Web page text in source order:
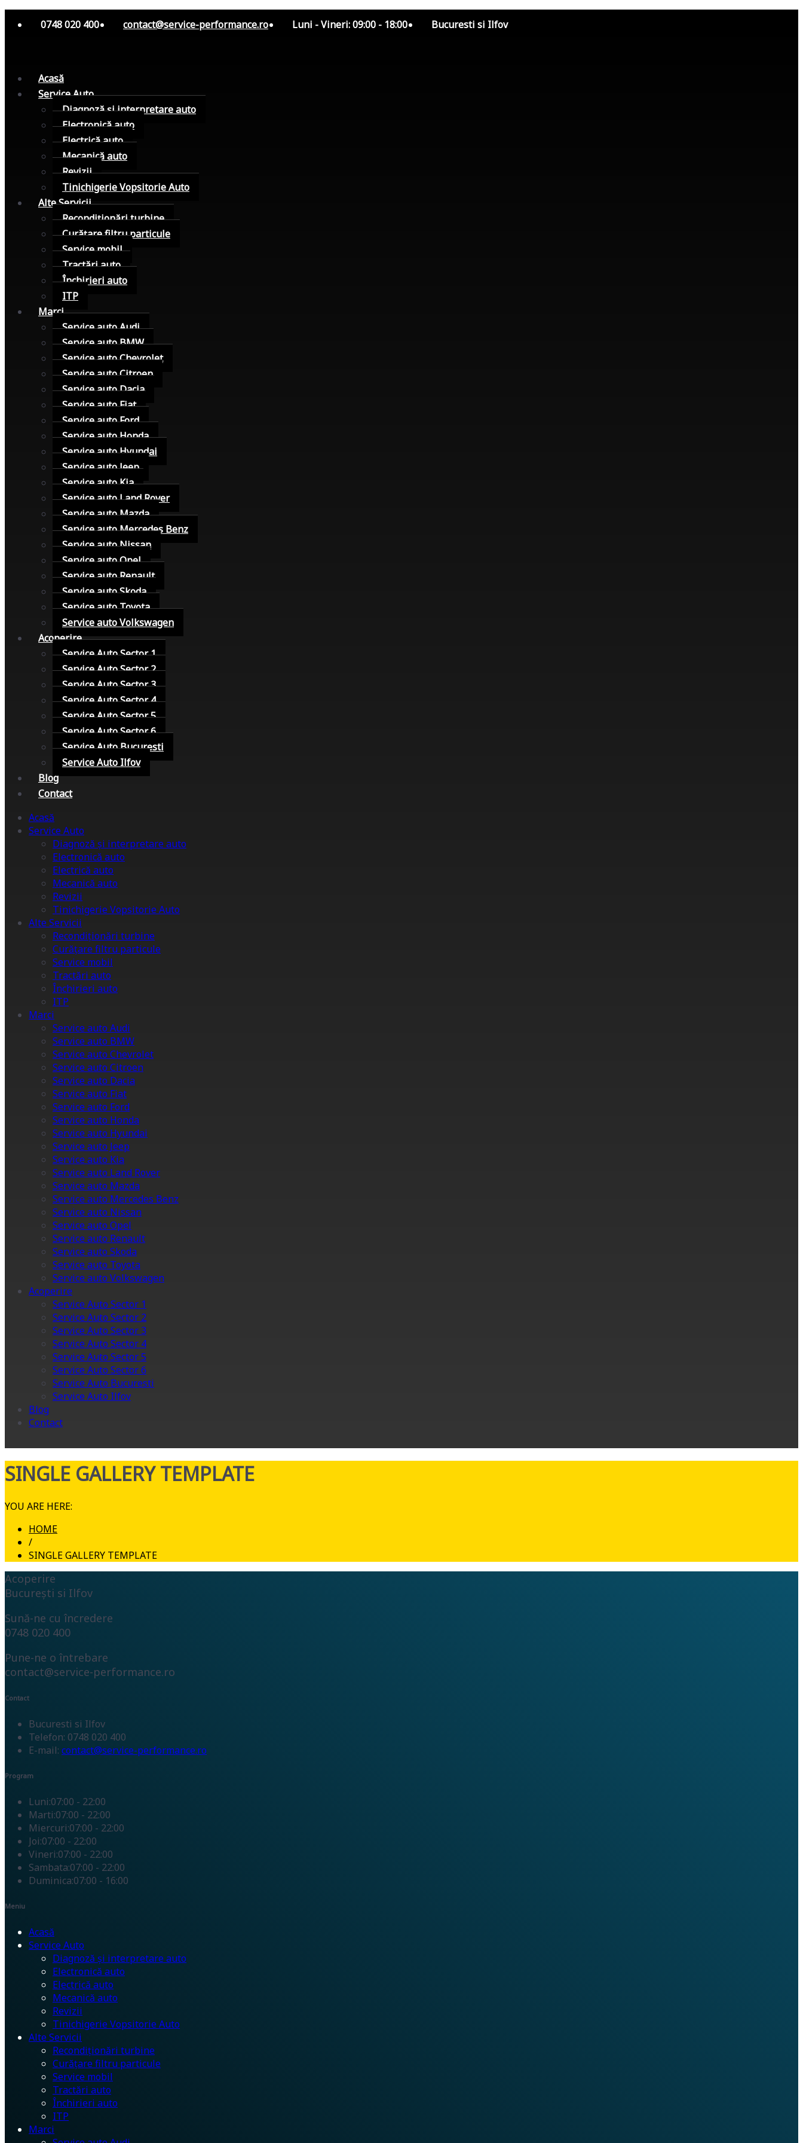
0748 020 400 contact@service-performance.ro Luni - Vineri: 09:00 - 18:00 Bucuresti si Ilfov
Acasă
Service Auto
Diagnoză și interpretare auto
Electronică auto
Electrică auto
Mecanică auto
Revizii
Tinichigerie Vopsitorie Auto
Alte Servicii
Recondiționări turbine
Curățare filtru particule
Service mobil
Tractări auto
Închirieri auto
ITP
Marci
Service auto Audi
Service auto BMW
Service auto Chevrolet
Service auto Citroen
Service auto Dacia
Service auto Fiat
Service auto Ford
Service auto Honda
Service auto Hyundai
Service auto Jeep
Service auto Kia
Service auto Land Rover
Service auto Mazda
Service auto Mercedes Benz
Service auto Nissan
Service auto Opel
Service auto Renault
Service auto Skoda
Service auto Toyota
Service auto Volkswagen
Acoperire
Service Auto Sector 1
Service Auto Sector 2
Service Auto Sector 3
Service Auto Sector 4
Service Auto Sector 5
Service Auto Sector 6
Service Auto Bucuresti
Service Auto Ilfov
Blog
Contact
Acasă
Service Auto
Diagnoză și interpretare auto
Electronică auto
Electrică auto
Mecanică auto
Revizii
Tinichigerie Vopsitorie Auto
Alte Servicii
Recondiționări turbine
Curățare filtru particule
Service mobil
Tractări auto
Închirieri auto
ITP
Marci
Service auto Audi
Service auto BMW
Service auto Chevrolet
Service auto Citroen
Service auto Dacia
Service auto Fiat
Service auto Ford
Service auto Honda
Service auto Hyundai
Service auto Jeep
Service auto Kia
Service auto Land Rover
Service auto Mazda
Service auto Mercedes Benz
Service auto Nissan
Service auto Opel
Service auto Renault
Service auto Skoda
Service auto Toyota
Service auto Volkswagen
Acoperire
Service Auto Sector 1
Service Auto Sector 2
Service Auto Sector 3
Service Auto Sector 4
Service Auto Sector 5
Service Auto Sector 6
Service Auto Bucuresti
Service Auto Ilfov
Blog
Contact
SINGLE GALLERY TEMPLATE
YOU ARE HERE:
HOME
/
SINGLE GALLERY TEMPLATE
Acoperire
București si Ilfov
Sună-ne cu încredere
0748 020 400
Pune-ne o întrebare
contact@service-performance.ro
Contact
Bucuresti si Ilfov
Telefon: 0748 020 400
E-mail: contact@service-performance.ro
Program
Luni:07:00 - 22:00
Marti:07:00 - 22:00
Miercuri:07:00 - 22:00
Joi:07:00 - 22:00
Vineri:07:00 - 22:00
Sambata:07:00 - 22:00
Duminica:07:00 - 16:00
Meniu
Acasă
Service Auto
Diagnoză și interpretare auto
Electronică auto
Electrică auto
Mecanică auto
Revizii
Tinichigerie Vopsitorie Auto
Alte Servicii
Recondiționări turbine
Curățare filtru particule
Service mobil
Tractări auto
Închirieri auto
ITP
Marci